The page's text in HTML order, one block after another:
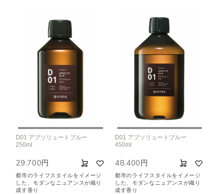
オイル10ml 大容量オイル250/450ml
ピエゾ専用オイル
機能で絞り込む
リラックス
空気清浄･消臭 眠り
ビューティ マインドフルネス
種類で絞り込む ※一つお選びください
D01 アブソリュートブルー
250ml
29,700円
都市のライフスタイルをイメージ
した、モダンなニュアンスが織り
成す香り
D01 アブソリュートブルー
450ml
48,400円
都市のライフスタイルをイメージ
した、モダンなニュアンスが織り
成す香り